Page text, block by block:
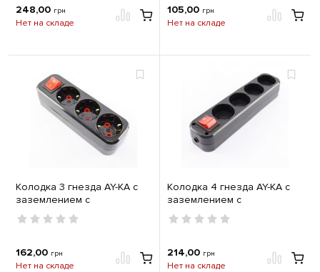
248,00 грн
Нет на складе
105,00 грн
Нет на складе
Колодка 3 гнезда AY-KA с
заземлением с
выключателем черная
162,00 грн
Нет на складе
Колодка 4 гнезда AY-KA с
заземлением с
выключателем черная
214,00 грн
Нет на складе